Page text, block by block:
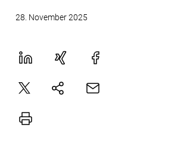
28. November 2025
LinekdInXing Facebook
PlattformNatives
E-
Drucker